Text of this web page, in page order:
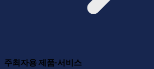
주최자용 제품·서비스